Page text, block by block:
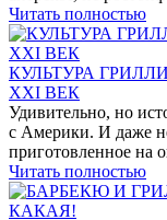
Читать полностью
КУЛЬТУРА
XXI ВЕК
Удивительно, но
с Америки. И даже
приготовленное на
Читать полностью